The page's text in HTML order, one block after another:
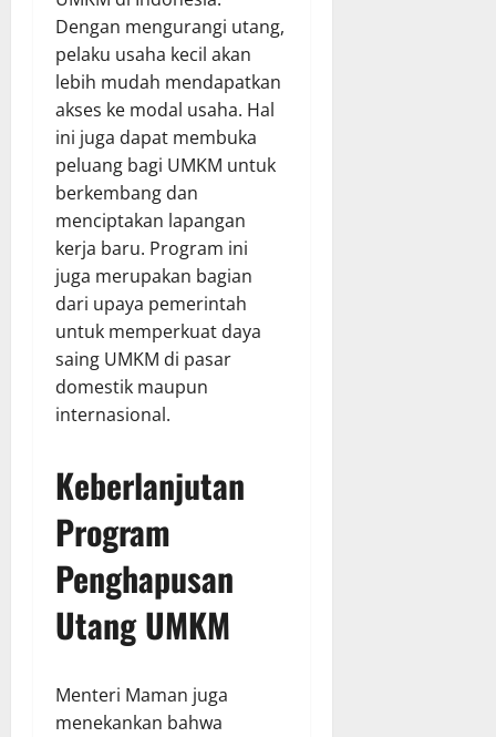
Dengan mengurangi utang,
pelaku usaha kecil akan
lebih mudah mendapatkan
akses ke modal usaha. Hal
ini juga dapat membuka
peluang bagi UMKM untuk
berkembang dan
menciptakan lapangan
kerja baru. Program ini
juga merupakan bagian
dari upaya pemerintah
untuk memperkuat daya
saing UMKM di pasar
domestik maupun
internasional.
Keberlanjutan
Program
Penghapusan
Utang UMKM
Menteri Maman juga
menekankan bahwa